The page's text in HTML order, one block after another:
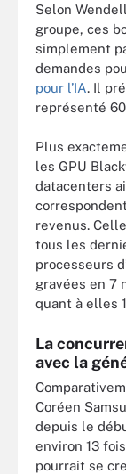
Selon
groupe, ces
simplement
demandes
pour l’IA. Il
représenté
Plus
les GPU
datacenters
revenus.
tous les
processeurs
gravées en 7
quant à elles
La
avec la
Coréen
depuis le
environ 13
pourrait se